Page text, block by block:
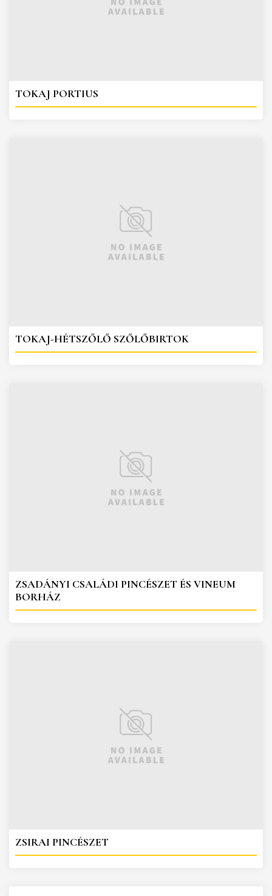
TOKAJ PORTIUS
TOKAJ-HÉTSZŐLŐ SZŐLŐBIRTOK
ZSADÁNYI CSALÁDI PINCÉSZET ÉS VINEUM
BORHÁZ
ZSIRAI PINCÉSZET